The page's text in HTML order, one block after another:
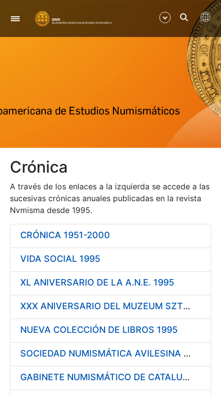
Navegación
Mostrar/Ocultar
Mostrar/Ocultar
Mostrar/Ocultar
Crónica
A través de los enlaces a la izquierda se accede a las
sucesivas crónicas anuales publicadas en la revista
Nvmisma desde 1995.
CRÓNICA 1951-2000
VIDA SOCIAL 1995
XL ANIVERSARIO DE LA A.N.E. 1995
XXX ANIVERSARIO DEL MUZEUM SZTUKI MEDALIERSKIEJ 1995
NUEVA COLECCIÓN DE LIBROS 1995
SOCIEDAD NUMISMÁTICA AVILESINA 1995
GABINETE NUMISMÁTICO DE CATALUÑA 1995